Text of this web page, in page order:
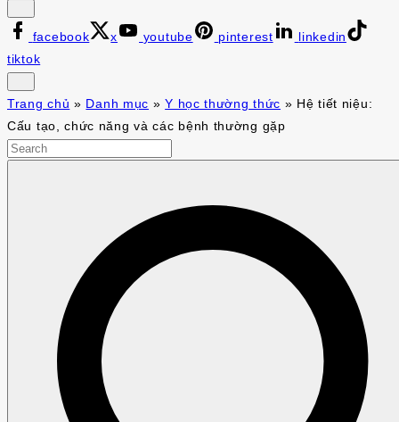
facebook x youtube pinterest
linkedin
tiktok
Trang chủ » Danh mục »Y học thường thức » Hệ tiết niệu:
Cấu tạo, chức năng và các bệnh thường gặp